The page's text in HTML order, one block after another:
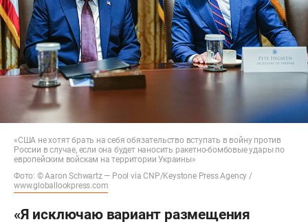
«США не хотят брать на себя обязательство вступать в войну против
России в случае, если она будет наносить ракетно-бомбовые удары по
европейским войскам на территории Украины»
Фото: © Aaron Schwartz — Pool via CNP/Keystone Press Agency /
www.globallookpress.com
«Я исключаю вариант размещения